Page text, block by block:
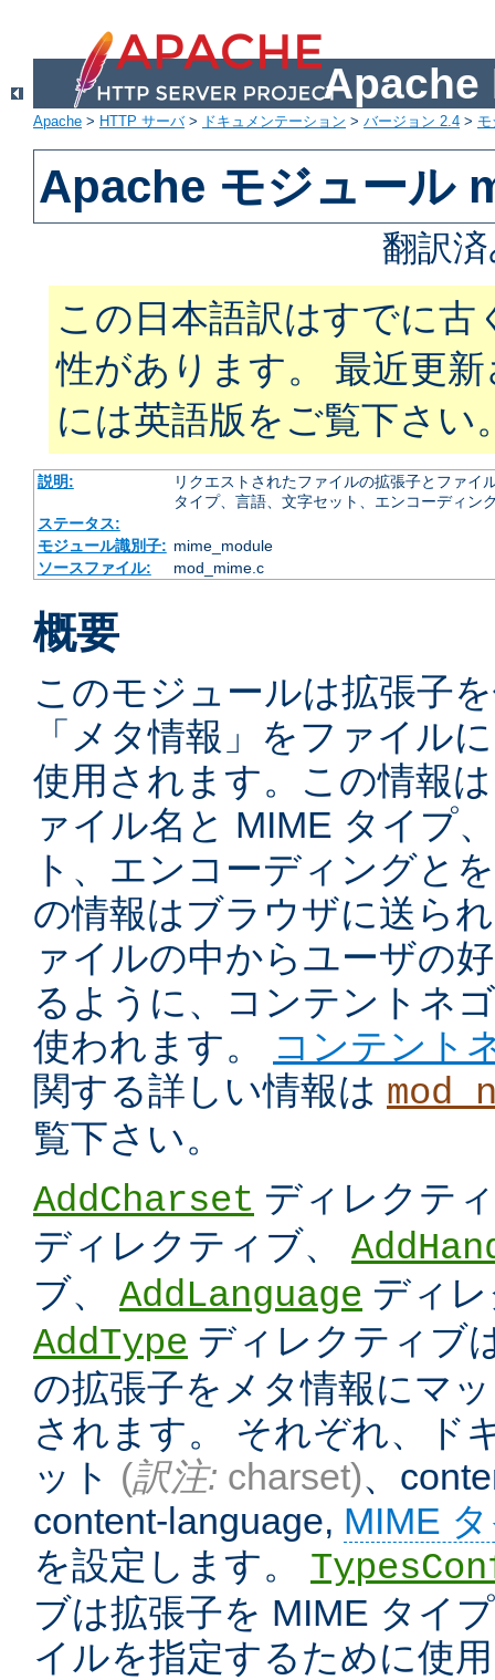
Apache
Apache > HTTP サーバ> ドキュメンテーション > バージョン 2.4 >
Apache モジュール
翻訳
この日本語訳はすでに古
性があります。 最近更
には英語版をご覧下さい
説明:
リクエストされたファイルの拡張子とファ
タイプ、言語、文字セット、エンコーディン
ステータス:
モジュール識別子: mime_module
ソースファイル:
mod_mime.c
概要
このモジュールは拡張子
「メタ情報」をファイル
使用されます。この情報
ァイル名と MIME タイプ
ト、エンコーディングと
の情報はブラウザに送ら
ァイルの中からユーザの
るように、コンテントネ
使われます。
コンテント
関する詳しい情報は
覧下さい。
AddCharset ディレクテ
ディレクティブ、
ブ、 AddLanguage ディ
AddType ディレクティブ
の拡張子をメタ情報にマ
されます。 それぞれ、ド
ット (訳注: charset)、
content-language, MIME
を設定します。
ブは拡張子を MIME タイ
イルを指定するために使